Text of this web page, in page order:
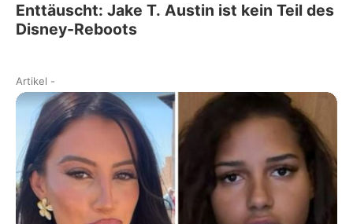
Enttäuscht: Jake T. Austin ist kein Teil des
Disney-Reboots
Artikel -